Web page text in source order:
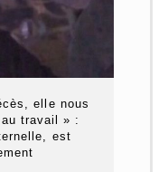
elle nous
travail » :
est